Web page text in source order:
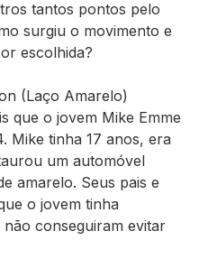
tantos pontos pelo
surgiu o movimento e
escolhida?
(Laço Amarelo)
que o jovem Mike Emme
Mike tinha 17 anos, era
um automóvel
amarelo. Seus pais e
o jovem tinha
conseguiram evitar